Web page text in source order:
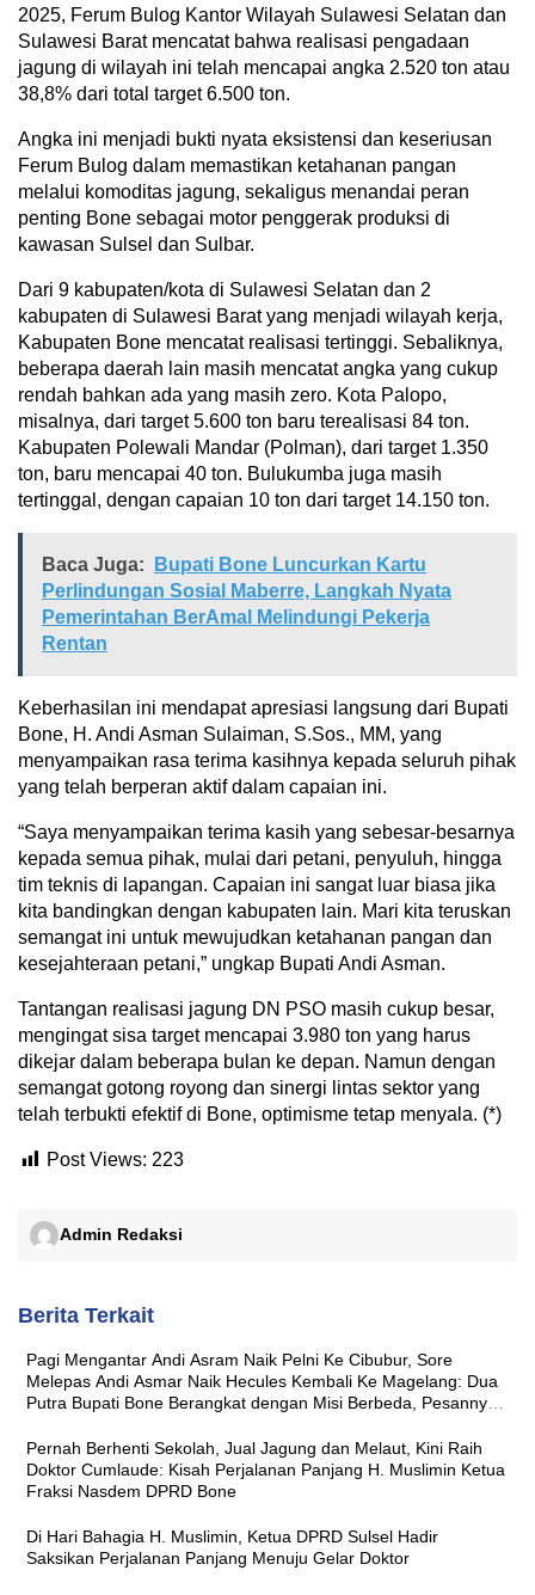
2025, Ferum Bulog Kantor Wilayah Sulawesi Selatan dan
Sulawesi Barat mencatat bahwa realisasi pengadaan
jagung di wilayah ini telah mencapai angka 2.520 ton atau
38,8% dari total target 6.500 ton.
Angka ini menjadi bukti nyata eksistensi dan keseriusan
Ferum Bulog dalam memastikan ketahanan pangan
melalui komoditas jagung, sekaligus menandai peran
penting Bone sebagai motor penggerak produksi di
kawasan Sulsel dan Sulbar.
Dari 9 kabupaten/kota di Sulawesi Selatan dan 2
kabupaten di Sulawesi Barat yang menjadi wilayah kerja,
Kabupaten Bone mencatat realisasi tertinggi. Sebaliknya,
beberapa daerah lain masih mencatat angka yang cukup
rendah bahkan ada yang masih zero. Kota Palopo,
misalnya, dari target 5.600 ton baru terealisasi 84 ton.
Kabupaten Polewali Mandar (Polman), dari target 1.350
ton, baru mencapai 40 ton. Bulukumba juga masih
tertinggal, dengan capaian 10 ton dari target 14.150 ton.
Baca Juga:
Bupati Bone Luncurkan Kartu
Perlindungan Sosial Maberre, Langkah Nyata
Pemerintahan BerAmal Melindungi Pekerja
Rentan
Keberhasilan ini mendapat apresiasi langsung dari Bupati
Bone, H. Andi Asman Sulaiman, S.Sos., MM, yang
menyampaikan rasa terima kasihnya kepada seluruh pihak
yang telah berperan aktif dalam capaian ini.
“Saya menyampaikan terima kasih yang sebesar-besarnya
kepada semua pihak, mulai dari petani, penyuluh, hingga
tim teknis di lapangan. Capaian ini sangat luar biasa jika
kita bandingkan dengan kabupaten lain. Mari kita teruskan
semangat ini untuk mewujudkan ketahanan pangan dan
kesejahteraan petani,” ungkap Bupati Andi Asman.
Tantangan realisasi jagung DN PSO masih cukup besar,
mengingat sisa target mencapai 3.980 ton yang harus
dikejar dalam beberapa bulan ke depan. Namun dengan
semangat gotong royong dan sinergi lintas sektor yang
telah terbukti efektif di Bone, optimisme tetap menyala. (*)
Post Views: 223
Admin Redaksi
Berita Terkait
Pagi Mengantar Andi Asram Naik Pelni Ke Cibubur, Sore
Melepas Andi Asmar Naik Hecules Kembali Ke Magelang: Dua
Putra Bupati Bone Berangkat dengan Misi Berbeda, Pesannya
Pernah Berhenti Sekolah, Jual Jagung dan Melaut, Kini Raih
Doktor Cumlaude: Kisah Perjalanan Panjang H. Muslimin Ketua
Fraksi Nasdem DPRD Bone
Di Hari Bahagia H. Muslimin, Ketua DPRD Sulsel Hadir
Saksikan Perjalanan Panjang Menuju Gelar Doktor